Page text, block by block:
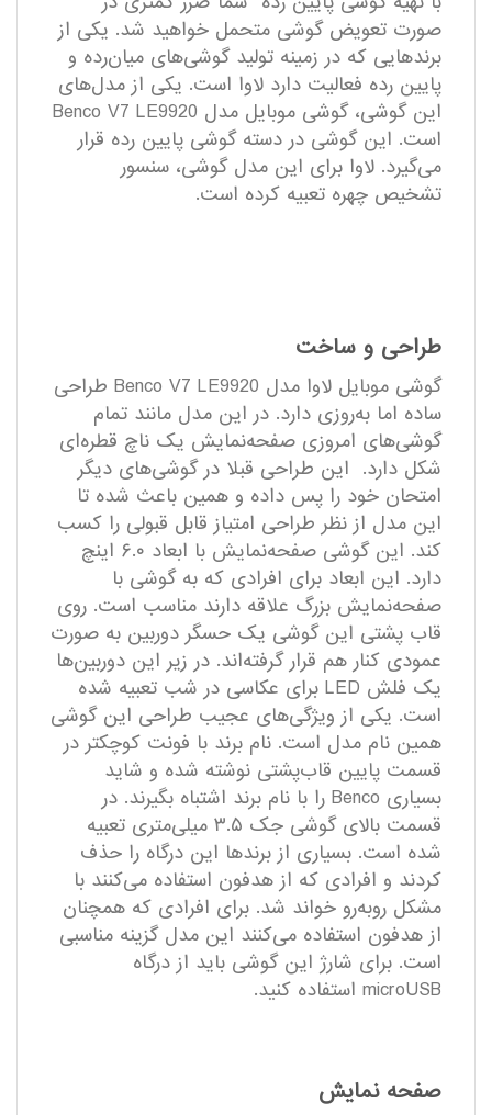
صورت تعویض گوشی متحمل خواهید شد. یکی از
برندهایی که در زمینه تولید گوشی‌های میان‌رده و
پایین رده فعالیت دارد لاوا است. یکی از مدل‌های
این گوشی، گوشی موبایل مدل Benco V7 LE9920
است. این گوشی در دسته گوشی پایین رده قرار
می‌گیرد. لاوا برای این مدل گوشی، سنسور
تشخیص چهره تعبیه کرده است.
طراحی و ساخت
گوشی موبایل لاوا مدل Benco V7 LE9920 طراحی
ساده اما به‌روزی دارد. در این مدل مانند تمام
گوشی‌های امروزی صفحه‌نمایش یک ناچ قطره‌ای
شکل دارد. این طراحی قبلا در گوشی‌های دیگر
امتحان خود را پس داده و همین باعث شده تا
این مدل از نظر طراحی امتیاز قابل قبولی را کسب
کند. این گوشی صفحه‌نمایش با ابعاد ۶.۰ اینچ
دارد. این ابعاد برای افرادی که به گوشی با
صفحه‌نمایش بزرگ علاقه دارند مناسب است. روی
قاب پشتی این گوشی یک حسگر دوربین به صورت
عمودی کنار هم قرار گرفته‌اند. در زیر این دوربین‌ها
یک فلش LED برای عکاسی در شب تعبیه شده
است. یکی از ویژگی‌های عجیب طراحی این گوشی
همین نام مدل است. نام برند با فونت کوچکتر در
قسمت پایین قاب‌پشتی نوشته شده و شاید
بسیاری Benco را با نام برند اشتباه بگیرند. در
قسمت بالای گوشی جک ۳.۵ میلی‌متری تعبیه
شده است. بسیاری از برندها این درگاه را حذف
کردند و افرادی که از هدفون استفاده می‌کنند با
مشکل روبه‌رو خواند شد. برای افرادی که همچنان
از هدفون استفاده می‌کنند این مدل گزینه مناسبی
است. برای شارژ این گوشی باید از درگاه
microUSB استفاده کنید.
صفحه نمایش